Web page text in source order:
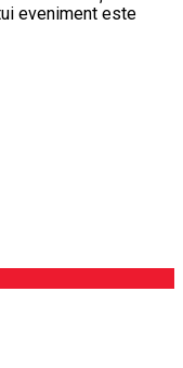
eve­ni­ment este